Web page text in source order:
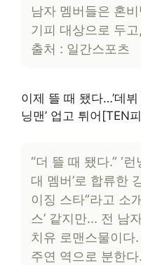
남자 멤버들은 혼비
기피 대상으로 두
출처 : 일간스포츠
이제 뜰 때 됐다…’데뷔
닝맨’ 업고 튀어[TEN
“더 뜰 때 됐다.” ‘
대 멤버’로 합류한
이징 스타”라고 소
스’ 같지만… 전 남
치유 로맨스물이다
주연 역으로 분한